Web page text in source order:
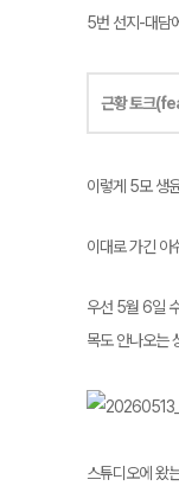
5번 선지-대담
근황 토크
이렇게 5모 생
이대로 가긴 아
우선 5월 6일
목도 안나오는
스튜디오에 왔